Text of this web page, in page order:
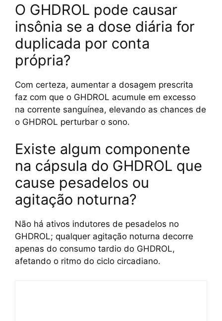
O GHDROL pode causar
insônia se a dose diária for
duplicada por conta
própria?
Com certeza, aumentar a dosagem prescrita
faz com que o GHDROL acumule em excesso
na corrente sanguínea, elevando as chances de
o GHDROL perturbar o sono.
Existe algum componente
na cápsula do GHDROL que
cause pesadelos ou
agitação noturna?
Não há ativos indutores de pesadelos no
GHDROL; qualquer agitação noturna decorre
apenas do consumo tardio do GHDROL,
afetando o ritmo do ciclo circadiano.